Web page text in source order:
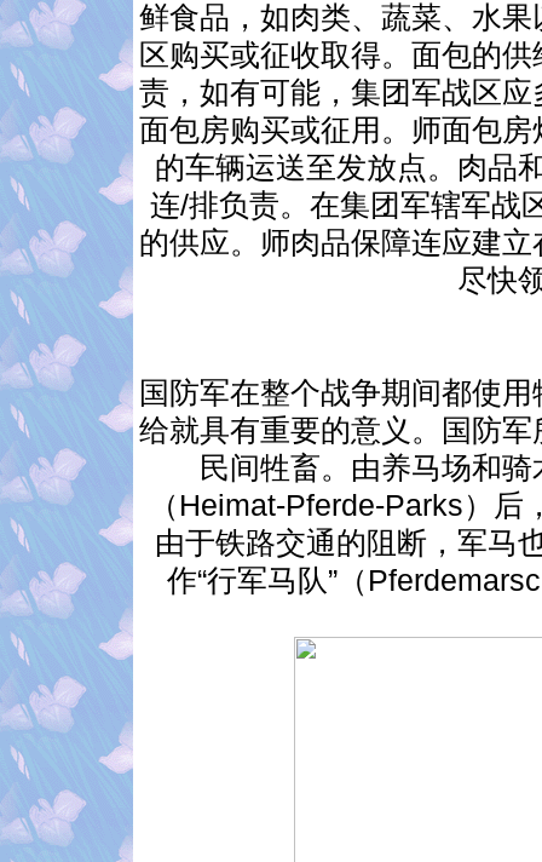
鲜食品，如肉类、蔬菜、水
区购买或征收取得。面包的
责，如有可能，集团军战区
面包房购买或征用。师面包
的车辆运送至发放点。肉品
连/排负责。在集团军辖军战
的供应。师肉品保障连应建
尽快
国防军在整个战争期间都使
给就具有重要的意义。国防
民间牲畜。由养马场和
（Heimat-Pferde-Parks）
由于铁路交通的阻断，军马
作“行军马队”（